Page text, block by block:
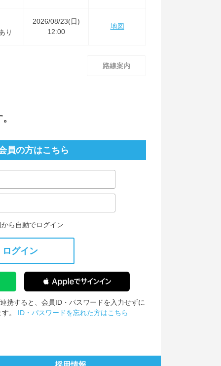
り
2026/08/23(日)
12:00
地図
路線案内
員の方はこちら
ら自動でログイン
ログイン
携すると、会員ID・パスワードを入力せずに
。 ID・パスワードを忘れた方はこちら